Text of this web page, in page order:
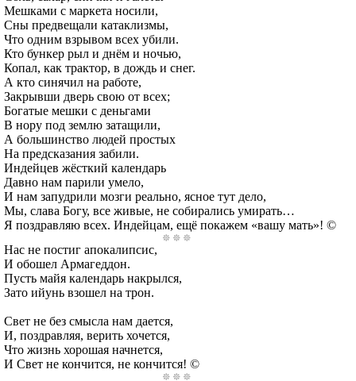
Мешками с маркета носили,
Сны предвещали катаклизмы,
Что одним взрывом всех убили.
Кто бункер рыл и днём и ночью,
Копал, как трактор, в дождь и снег.
А кто синячил на работе,
Закрывши дверь свою от всех;
Богатые мешки с деньгами
В нору под землю затащили,
А большинство людей простых
На предсказания забили.
Индейцев жёсткий календарь
Давно нам парили умело,
И нам запудрили мозги реально, ясное тут дело,
Мы, слава Богу, все живые, не собирались умирать…
Я поздравляю всех. Индейцам, ещё покажем «вашу мать»! ©
Нас не постиг апокалипсис,
И обошел Армагеддон.
Пусть майя календарь накрылся,
Зато ийунь взошел на трон.
Свет не без смысла нам дается,
И, поздравляя, верить хочется,
Что жизнь хорошая начнется,
И Свет не кончится, не кончится! ©